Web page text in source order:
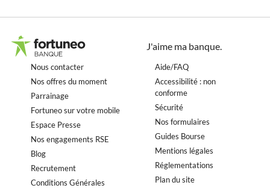
J'aime ma banque.
Nous contacter
Nos offres du moment
Parrainage
Fortuneo sur votre mobile
Espace Presse
Nos engagements RSE
Blog
Recrutement
Conditions Générales
Aide/FAQ
Accessibilité : non
conforme
Sécurité
Nos formulaires
Guides Bourse
Mentions légales
Réglementations
Plan du site